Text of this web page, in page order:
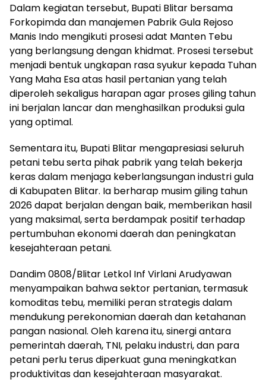
Dalam kegiatan tersebut, Bupati Blitar bersama
Forkopimda dan manajemen Pabrik Gula Rejoso
Manis Indo mengikuti prosesi adat Manten Tebu
yang berlangsung dengan khidmat. Prosesi tersebut
menjadi bentuk ungkapan rasa syukur kepada Tuhan
Yang Maha Esa atas hasil pertanian yang telah
diperoleh sekaligus harapan agar proses giling tahun
ini berjalan lancar dan menghasilkan produksi gula
yang optimal.
Sementara itu, Bupati Blitar mengapresiasi seluruh
petani tebu serta pihak pabrik yang telah bekerja
keras dalam menjaga keberlangsungan industri gula
di Kabupaten Blitar. Ia berharap musim giling tahun
2026 dapat berjalan dengan baik, memberikan hasil
yang maksimal, serta berdampak positif terhadap
pertumbuhan ekonomi daerah dan peningkatan
kesejahteraan petani.
Dandim 0808/Blitar Letkol Inf Virlani Arudyawan
menyampaikan bahwa sektor pertanian, termasuk
komoditas tebu, memiliki peran strategis dalam
mendukung perekonomian daerah dan ketahanan
pangan nasional. Oleh karena itu, sinergi antara
pemerintah daerah, TNI, pelaku industri, dan para
petani perlu terus diperkuat guna meningkatkan
produktivitas dan kesejahteraan masyarakat.